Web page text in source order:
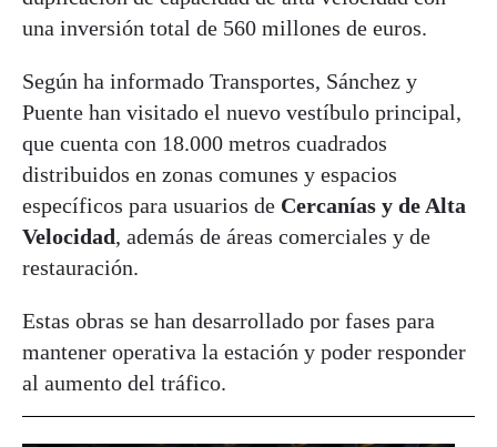
una inversión total de 560 millones de euros.
Según ha informado Transportes, Sánchez y
Puente han visitado el nuevo vestíbulo principal,
que cuenta con 18.000 metros cuadrados
distribuidos en zonas comunes y espacios
específicos para usuarios de Cercanías y de Alta
Velocidad, además de áreas comerciales y de
restauración.
Estas obras se han desarrollado por fases para
mantener operativa la estación y poder responder
al aumento del tráfico.